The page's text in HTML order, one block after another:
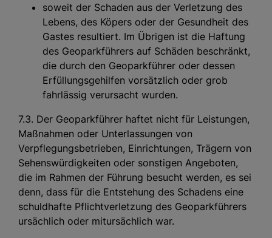
soweit der Schaden aus der Verletzung des
Lebens, des Köpers oder der Gesundheit des
Gastes resultiert. Im Übrigen ist die Haftung
des Geoparkführers auf Schäden beschränkt,
die durch den Geoparkführer oder dessen
Erfüllungsgehilfen vorsätzlich oder grob
fahrlässig verursacht wurden.
7.3. Der Geoparkführer haftet nicht für Leistungen,
Maßnahmen oder Unterlassungen von
Verpflegungsbetrieben, Einrichtungen, Trägern von
Sehenswürdigkeiten oder sonstigen Angeboten,
die im Rahmen der Führung besucht werden, es sei
denn, dass für die Entstehung des Schadens eine
schuldhafte Pflichtverletzung des Geoparkführers
ursächlich oder mitursächlich war.